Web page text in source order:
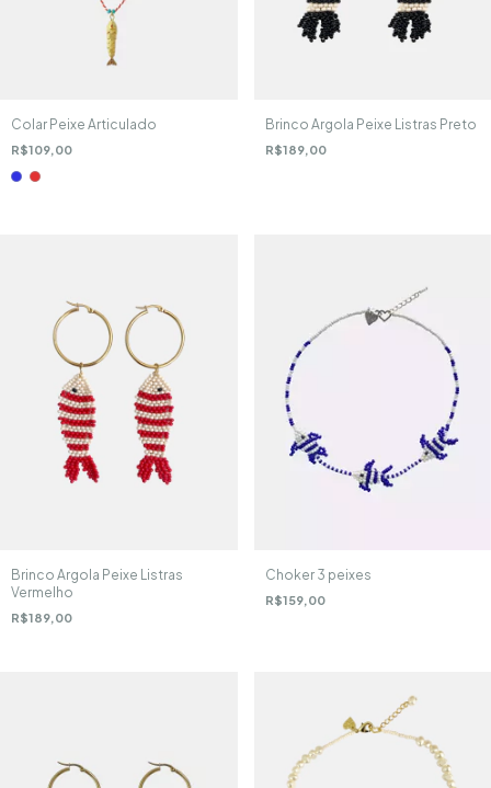
Colar Peixe Articulado
R$109,00
Brinco Argola Peixe Listras Preto
R$189,00
Brinco Argola Peixe Listras
Vermelho
R$189,00
Choker 3 peixes
R$159,00